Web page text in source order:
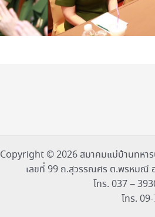
Copyright © 2026 สมาคมแม่บ้านทหาร
เลขที่ 99 ถ.สุวรรณศร ต.พรหมณี
โทร. 037 –
โทร.